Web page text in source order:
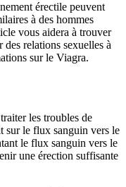
érectile peuvent
à des hommes
vous aidera à trouver
relations sexuelles à
sur le Viagra.
les troubles de
sur le flux sanguin vers le
le flux sanguin vers le
une érection suffisante